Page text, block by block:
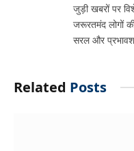
जुड़ी खबरों पर
जरूरतमंद लोगों
सरल और
Related Posts